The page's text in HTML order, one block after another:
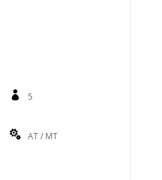
5
AT / MT